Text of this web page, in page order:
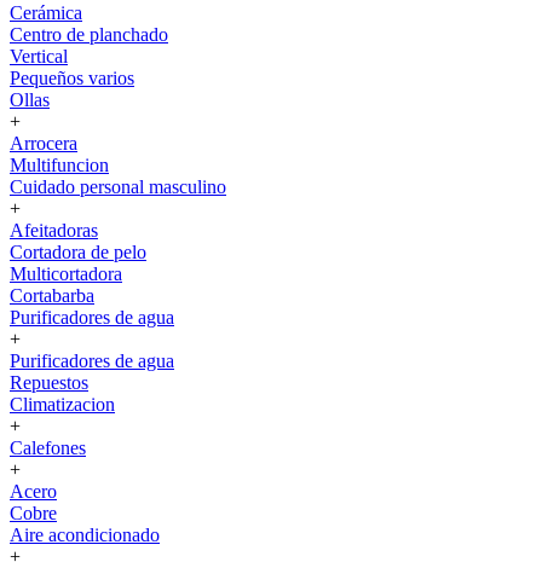
Cerámica
Centro de planchado
Vertical
Pequeños varios
Ollas
+
Arrocera
Multifuncion
Cuidado personal masculino
+
Afeitadoras
Cortadora de pelo
Multicortadora
Cortabarba
Purificadores de agua
+
Purificadores de agua
Repuestos
Climatizacion
+
Calefones
+
Acero
Cobre
Aire acondicionado
+